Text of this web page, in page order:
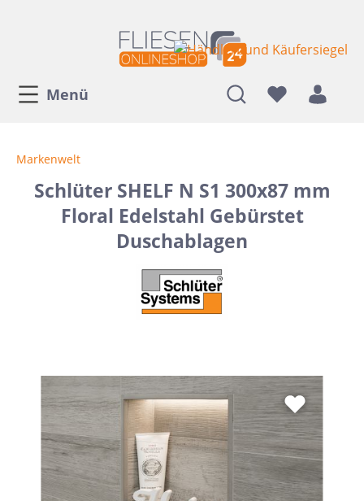
Menü
Markenwelt
Schlüter SHELF N S1 300x87 mm
Floral Edelstahl Gebürstet
Duschablagen